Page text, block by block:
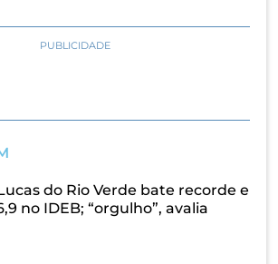
PUBLICIDADE
do Rio Verde bate recorde e
no IDEB; “orgulho”, avalia